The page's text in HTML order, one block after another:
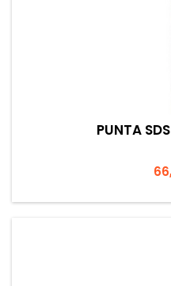
PUNTA